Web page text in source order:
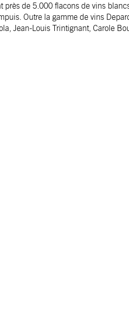
près de 5.000 flacons de vins
Outre la gamme de vins
Jean-Louis Trintignant, Carole